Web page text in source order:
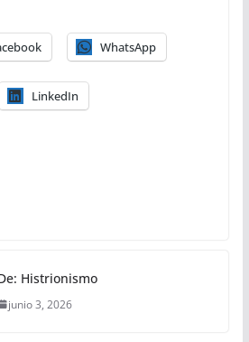
WhatsApp
LinkedIn
Histrionismo
junio 3, 2026